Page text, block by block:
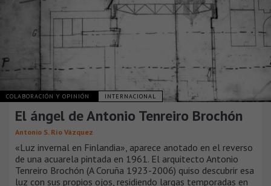
COLABORACIÓN Y OPINIÓN INTERNACIONAL
El ángel de Antonio Tenreiro Brochón
Antonio S. Río Vázquez
«Luz invernal en Finlandia», aparece anotado en el reverso
de una acuarela pintada en 1961. El arquitecto Antonio
Tenreiro Brochón (A Coruña 1923-2006) quiso descubrir esa
luz con sus propios ojos, residiendo largas temporadas en